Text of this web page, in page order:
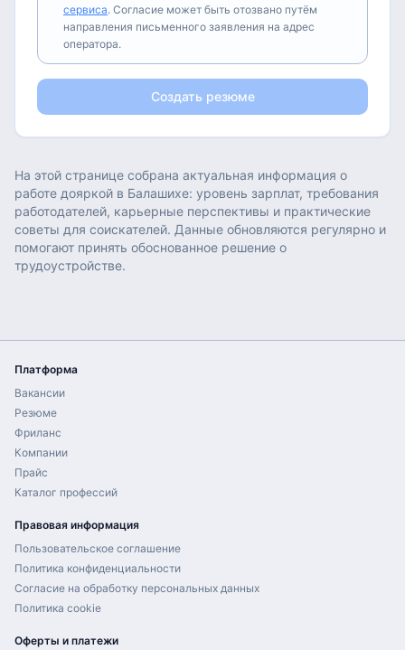
сервиса. Согласие может быть отозвано путём
направления письменного заявления на адрес
оператора.
Создать резюме
На этой странице собрана актуальная информация о
работе дояркой в Балашихе: уровень зарплат, требования
работодателей, карьерные перспективы и практические
советы для соискателей. Данные обновляются регулярно и
помогают принять обоснованное решение о
трудоустройстве.
Платформа
Вакансии
Резюме
Фриланс
Компании
Прайс
Каталог профессий
Правовая информация
Пользовательское соглашение
Политика конфиденциальности
Согласие на обработку персональных данных
Политика cookie
Оферты и платежи